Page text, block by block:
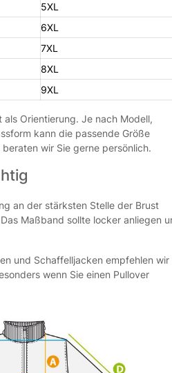
5XL
6XL
7XL
8XL
9XL
als Orientierung. Je nach Modell,
kann die passende Größe
wir Sie gerne persönlich.
an der stärksten Stelle der Brust
Maßband sollte locker anliegen
und Schaffelljacken empfehlen wir
wenn Sie einen Pullover